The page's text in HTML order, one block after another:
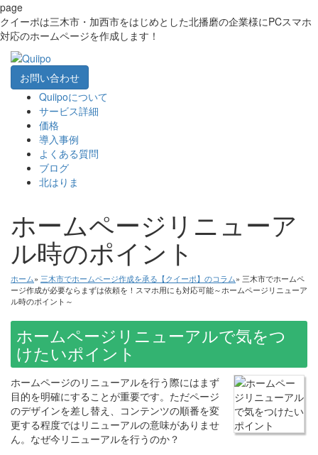
page
クイーポは三木市・加西市をはじめとした北播磨の企業様にPCスマホ
対応のホームページを作成します！
お問い合わせ
Quiipoについて
サービス詳細
価格
導入事例
よくある質問
ブログ
北はりま
ホームページリニューア
ル時のポイント
ホーム» 三木市でホームページ作成を承る【クイーポ】のコラム» 三木市でホームペ
ージ作成が必要ならまずは依頼を！スマホ用にも対応可能～ホームページリニューア
ル時のポイント～
ホームページリニューアルで気をつ
けたいポイント
ホームページのリニューアルを行う際にはまず
目的を明確にすることが重要です。ただページ
のデザインを差し替え、コンテンツの順番を変
更する程度ではリニューアルの意味がありませ
ん。なぜ今リニューアルを行うのか？